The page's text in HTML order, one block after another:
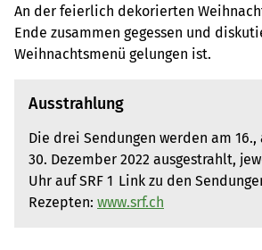
An der feierlich dekorierten
Ende zusammen gegessen und
Weihnachtsmenü gelungen ist.
Ausstrahlung
Die drei Sendungen werden am 16.,
30. Dezember 2022 ausgestrahlt,
Uhr auf SRF 1 Link zu den
Rezepten: www.srf.ch